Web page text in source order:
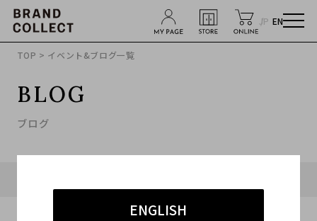
JP EN
ENGLISH
TOP > イベント&ブログ一覧
BLOG
ブログ